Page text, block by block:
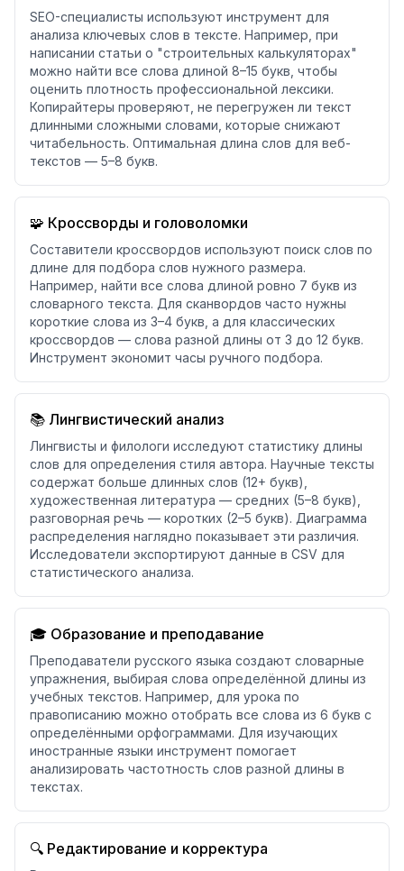
SEO-специалисты используют инструмент для
анализа ключевых слов в тексте. Например, при
написании статьи о "строительных калькуляторах"
можно найти все слова длиной 8–15 букв, чтобы
оценить плотность профессиональной лексики.
Копирайтеры проверяют, не перегружен ли текст
длинными сложными словами, которые снижают
читабельность. Оптимальная длина слов для веб-
текстов — 5–8 букв.
🧩 Кроссворды и головоломки
Составители кроссвордов используют поиск слов по
длине для подбора слов нужного размера.
Например, найти все слова длиной ровно 7 букв из
словарного текста. Для сканвордов часто нужны
короткие слова из 3–4 букв, а для классических
кроссвордов — слова разной длины от 3 до 12 букв.
Инструмент экономит часы ручного подбора.
📚 Лингвистический анализ
Лингвисты и филологи исследуют статистику длины
слов для определения стиля автора. Научные тексты
содержат больше длинных слов (12+ букв),
художественная литература — средних (5–8 букв),
разговорная речь — коротких (2–5 букв). Диаграмма
распределения наглядно показывает эти различия.
Исследователи экспортируют данные в CSV для
статистического анализа.
🎓 Образование и преподавание
Преподаватели русского языка создают словарные
упражнения, выбирая слова определённой длины из
учебных текстов. Например, для урока по
правописанию можно отобрать все слова из 6 букв с
определёнными орфограммами. Для изучающих
иностранные языки инструмент помогает
анализировать частотность слов разной длины в
текстах.
🔍 Редактирование и корректура